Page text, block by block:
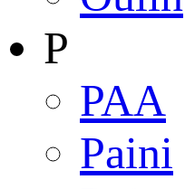
P
PAA
Paini